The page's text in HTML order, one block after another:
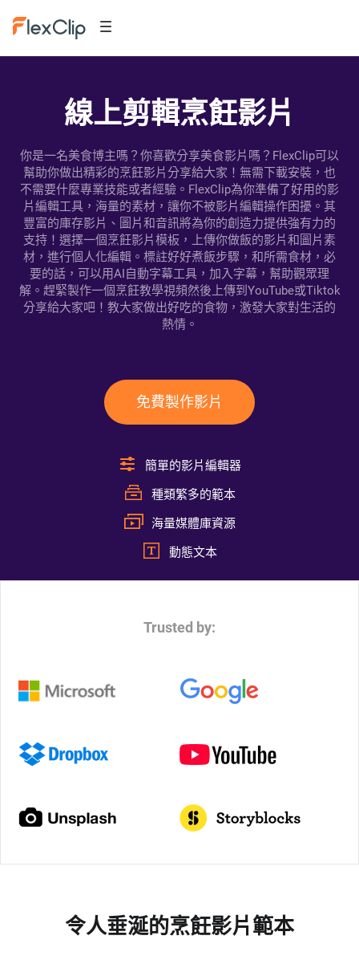
線上剪輯烹飪影片
你是一名美食博主嗎？你喜歡分享美食影片嗎？FlexClip可以
幫助你做出精彩的烹飪影片分享給大家！無需下載安裝，也
不需要什麼專業技能或者經驗。FlexClip為你準備了好用的影
片編輯工具，海量的素材，讓你不被影片編輯操作困擾。其
豐富的庫存影片、圖片和音訊將為你的創造力提供強有力的
支持！選擇一個烹飪影片模板，上傳你做飯的影片和圖片素
材，進行個人化編輯。標註好好煮飯步驟，和所需食材，必
要的話，可以用AI自動字幕工具，加入字幕，幫助觀眾理
解。趕緊製作一個烹飪教學視頻然後上傳到YouTube或Tiktok
分享給大家吧！教大家做出好吃的食物，激發大家對生活的
熱情。
免費製作影片
簡單的影片編輯器
種類繁多的範本
海量媒體庫資源
動態文本
Trusted by:
令人垂涎的烹飪影片範本